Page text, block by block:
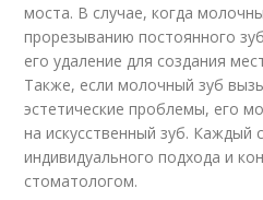
моста. В случае, когда
прорезыванию постоянного
его удаление для создания
Также, если молочный зуб
эстетические проблемы, его
на искусственный зуб. Каждый
индивидуального подхода и
стоматологом.